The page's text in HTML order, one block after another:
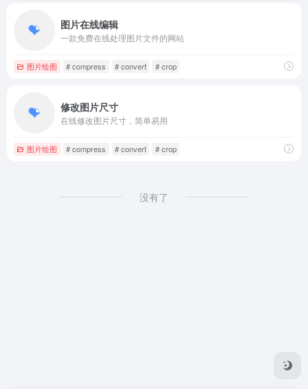
图片在线编辑
一款免费在线处理图片文件的网站
图片绘图 # compress # convert # crop
修改图片尺寸
在线修改图片尺寸，简单易用
图片绘图 # compress # convert # crop
没有了